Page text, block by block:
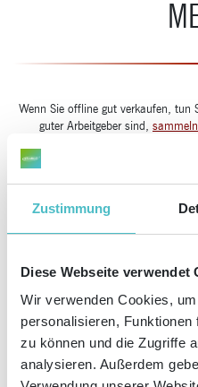
Zustimmung
Diese Webseite verwendet
Wir verwenden Cookies,
personalisieren,
zu können und die Zugriffe
analysieren. Außerdem
Wenn Sie offline gut verkaufen, tun
guter Arbeitgeber sind,
Machen Sie von sich reden und
Marketingprojekten und in
jetzt Kontakt